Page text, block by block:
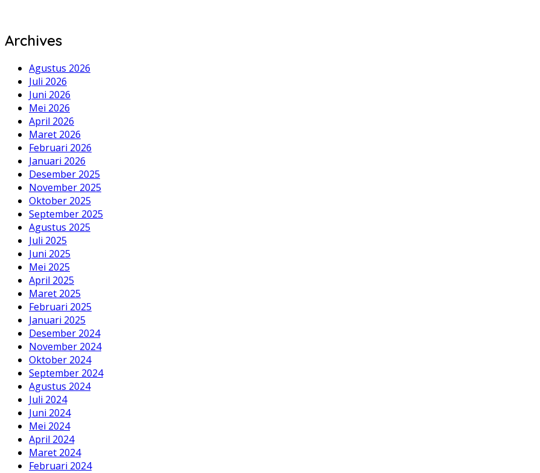
Archives
Agustus 2026
Juli 2026
Juni 2026
Mei 2026
April 2026
Maret 2026
Februari 2026
Januari 2026
Desember 2025
November 2025
Oktober 2025
September 2025
Agustus 2025
Juli 2025
Juni 2025
Mei 2025
April 2025
Maret 2025
Februari 2025
Januari 2025
Desember 2024
November 2024
Oktober 2024
September 2024
Agustus 2024
Juli 2024
Juni 2024
Mei 2024
April 2024
Maret 2024
Februari 2024